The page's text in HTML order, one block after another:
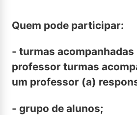
Quem pode participar:
- turmas acompanhadas
professor turmas
um professor (a)
- grupo de alunos;